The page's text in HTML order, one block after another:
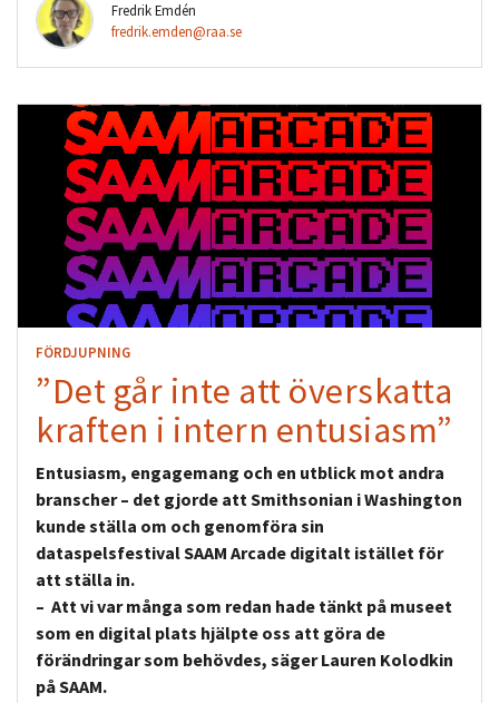
Fredrik Emdén
fredrik.emden@raa.se
FÖRDJUPNING
”Det går inte att överskatta
kraften i intern entusiasm”
Entusiasm, engagemang och en utblick mot andra
branscher – det gjorde att Smithsonian i Washington
kunde ställa om och genomföra sin
dataspelsfestival SAAM Arcade digitalt istället för
att ställa in.
– Att vi var många som redan hade tänkt på museet
som en digital plats hjälpte oss att göra de
förändringar som behövdes, säger Lauren Kolodkin
på SAAM.